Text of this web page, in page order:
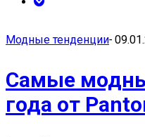
Модные тенденции-
Самые
года от